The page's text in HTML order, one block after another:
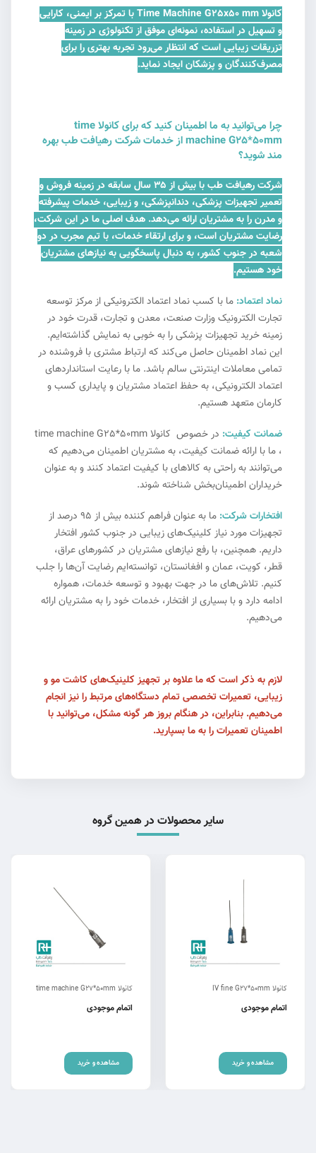
کانولا Time Machine G25x50 mm با تمرکز بر ایمنی، کارایی
و تسهیل در استفاده، نمونه‌ای موفق از تکنولوژی در زمینه
تزریقات زیبایی است که انتظار می‌رود تجربه بهتری را برای
مصرف‌کنندگان و پزشکان ایجاد نماید.
چرا می‌توانید به ما اطمینان کنید که برای کانولا time
machine G25*50mm از خدمات شرکت رهیافت طب بهره
مند شوید؟
شرکت رهیافت طب با بیش از ۳۵ سال سابقه در زمینه فروش و
تعمیر تجهیزات پزشکی، دندانپزشکی، و زیبایی، خدمات پیشرفته
و مدرن را به مشتریان ارائه می‌دهد. هدف اصلی ما در این شرکت،
رضایت مشتریان است، و برای ارتقاء خدمات، با تیم مجرب در دو
شعبه در جنوب کشور، به دنبال پاسخگویی به نیازهای مشتریان
خود هستیم.
نماد اعتماد: ما با کسب نماد اعتماد الکترونیکی از مرکز توسعه
تجارت الکترونیک وزارت صنعت، معدن و تجارت، قدرت خود در
زمینه خرید تجهیزات پزشکی را به خوبی به نمایش گذاشته‌ایم.
این نماد اطمینان حاصل می‌کند که ارتباط مشتری با فروشنده در
تمامی معاملات اینترنتی سالم باشد. ما با رعایت استانداردهای
اعتماد الکترونیکی، به حفظ اعتماد مشتریان و پایداری کسب و
کارمان متعهد هستیم.
ضمانت کیفیت:
در خصوص کانولا time machine G25*50mm
، ما با ارائه ضمانت کیفیت، به مشتریان اطمینان می‌دهیم که
می‌توانند به راحتی به کالاهای با کیفیت اعتماد کنند و به عنوان
خریداران اطمینان‌بخش شناخته شوند.
افتخارات شرکت:
ما به عنوان فراهم کننده بیش از ۹۵ درصد از
تجهیزات مورد نیاز کلینیک‌های زیبایی در جنوب کشور افتخار
داریم. همچنین، با رفع نیازهای مشتریان در کشورهای عراق،
قطر، کویت، عمان و افغانستان، توانسته‌ایم رضایت آن‌ها را جلب
کنیم. تلاش‌های ما در جهت بهبود و توسعه خدمات، همواره
ادامه دارد و با بسیاری از افتخار، خدمات خود را به مشتریان ارائه
می‌دهیم.
لازم به ذکر است که ما علاوه بر تجهیز کلینیک‌های کاشت مو و
زیبایی، تعمیرات تخصصی تمام دستگاه‌های مرتبط را نیز انجام
می‌دهیم. بنابراین، در هنگام بروز هر گونه مشکل، می‌توانید با
اطمینان تعمیرات را به ما بسپارید.
سایر محصولات در همین گروه
کانولا IV fine G27*50mm
اتمام موجودی
مشاهده و خرید
کانولا time machine G27*50mm
اتمام موجودی
مشاهده و خرید